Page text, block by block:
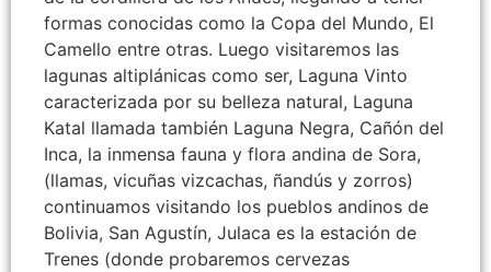
formas conocidas como la Copa del Mundo, El
Camello entre otras. Luego visitaremos las
lagunas altiplánicas como ser, Laguna Vinto
caracterizada por su belleza natural, Laguna
Katal llamada también Laguna Negra, Cañón del
Inca, la inmensa fauna y flora andina de Sora,
(llamas, vicuñas vizcachas, ñandús y zorros)
continuamos visitando los pueblos andinos de
Bolivia, San Agustín, Julaca es la estación de
Trenes (donde probaremos cervezas